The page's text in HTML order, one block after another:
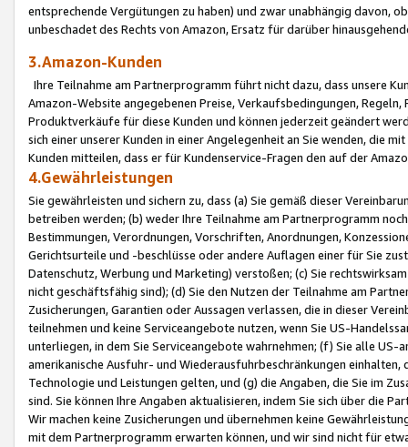
entsprechende Vergütungen zu haben) und zwar unabhängig davon,
unbeschadet des Rechts von Amazon, Ersatz für darüber
3.Amazon-Kunden
Ihre Teilnahme am Partnerprogramm führt nicht dazu, dass unsere
Amazon-Website angegebenen Preise, Verkaufsbedingungen,
Produktverkäufe für diese Kunden und können jederzeit geändert
sich einer unserer Kunden in einer Angelegenheit an Sie wenden, die
Kunden mitteilen, dass er für Kundenservice-Fragen den auf der
4.Gewährleistungen
Sie gewährleisten und sichern zu, dass (a) Sie gemäß dieser
betreiben werden; (b) weder Ihre Teilnahme am Partnerprogramm
Bestimmungen, Verordnungen, Vorschriften, Anordnungen,
Gerichtsurteile und -beschlüsse oder andere Auflagen einer für Sie
Datenschutz, Werbung und Marketing) verstoßen; (c) Sie
nicht geschäftsfähig sind); (d) Sie den Nutzen der Teilnahme am
Zusicherungen, Garantien oder Aussagen verlassen, die in dieser
teilnehmen und keine Serviceangebote nutzen, wenn Sie US-
unterliegen, in dem Sie Serviceangebote wahrnehmen; (f) Sie alle
amerikanische Ausfuhr- und Wiederausfuhrbeschränkungen
Technologie und Leistungen gelten, und (g) die Angaben, die Sie im
sind. Sie können Ihre Angaben aktualisieren, indem Sie sich über die
Wir machen keine Zusicherungen und übernehmen keine
mit dem Partnerprogramm erwarten können, und wir sind nicht für